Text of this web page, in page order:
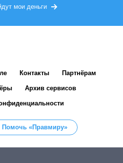
мои деньги
Контакты Партнёрам
Архив сервисов
Помочь «Правмиру»